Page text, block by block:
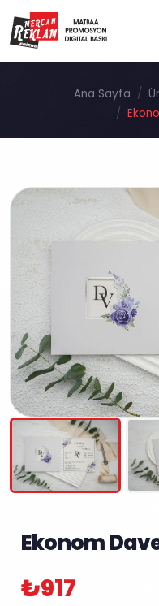
Ana Sayfa
Ekonom
₺917